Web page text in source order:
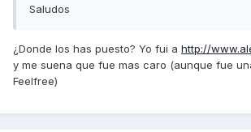
Saludos
¿Donde los has puesto? Yo fui a http://
y me suena que fue mas caro (aunque fue
Feelfree)